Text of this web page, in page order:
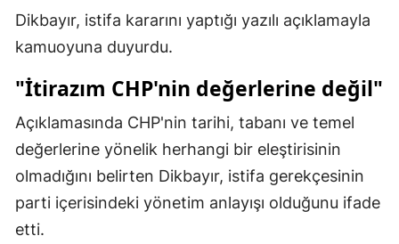
Hatay
Mersin
İstanbul
İzmir
Dikbayır, istifa kararını yaptığı yazılı açıklamayla
kamuoyuna duyurdu.
"İtirazım CHP'nin değerlerine değil"
Açıklamasında CHP'nin tarihi, tabanı ve temel
değerlerine yönelik herhangi bir eleştirisinin
olmadığını belirten Dikbayır, istifa gerekçesinin
parti içerisindeki yönetim anlayışı olduğunu ifade
etti.